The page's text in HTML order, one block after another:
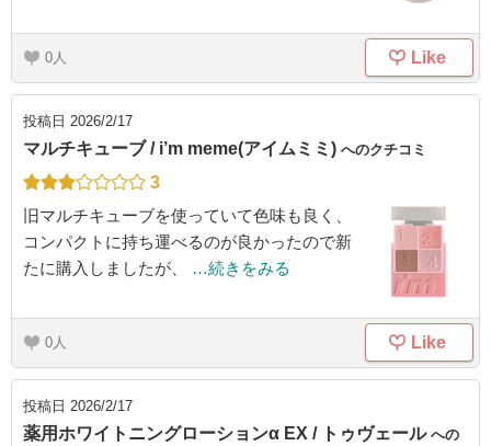
0 Like
投稿日 2026/2/17
マルチキューブ / i’m meme(アイムミミ) へのクチコミ
3
旧マルチキューブを使っていて色味も良く、
コンパクトに持ち運べるのが良かったので新
たに購入しましたが、
…続きをみる
0 Like
投稿日 2026/2/17
薬用ホワイトニングローションα EX / トゥヴェール への